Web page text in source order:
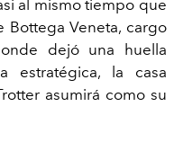
al mismo tiempo que
Bottega Veneta, cargo
dejó una huella
estratégica, la casa
asumirá como su